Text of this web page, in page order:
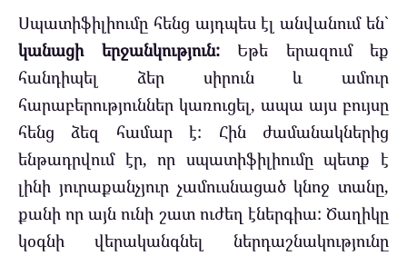
Սպատիֆիլիումը հենց այդպես էլ անվանում են`
կանացի երջանկություն:Եթե ​​երազում եք
հանդիպել ձեր սիրուն և ամուր
հարաբերություններ կառուցել, ապա այս բույսը
հենց ձեզ համար է: Հին ժամանակներից
ենթադրվում էր, որ սպատիֆիլիումը պետք է
լինի յուրաքանչյուր չամուսնացած կնոջ տանը,
քանի որ այն ունի շատ ուժեղ էներգիա: Ծաղիկը
կօգնի վերականգնել ներդաշնակությունը